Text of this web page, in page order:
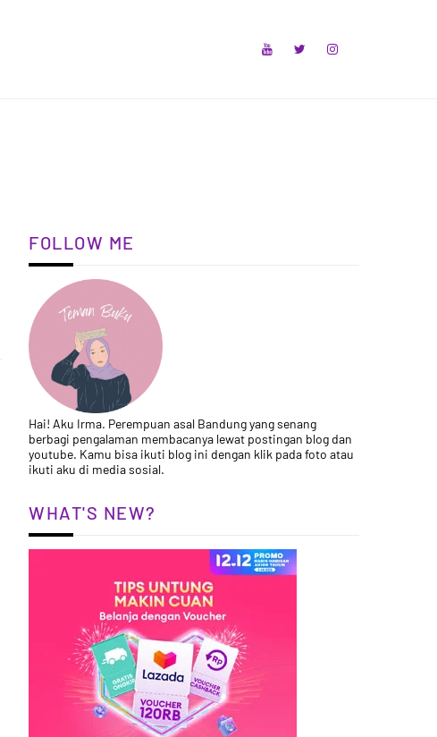
FOLLOW ME
Hai! Aku Irma. Perempuan asal Bandung yang senang
berbagi pengalaman membacanya lewat postingan blog dan
youtube. Kamu bisa ikuti blog ini dengan klik pada foto atau
ikuti aku di media sosial.
WHAT'S NEW?